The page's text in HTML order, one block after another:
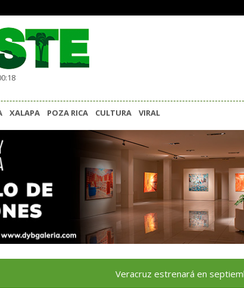
XALAPA POZA RICA CULTURA VIRAL
Veracruz estrenará en septiembre su